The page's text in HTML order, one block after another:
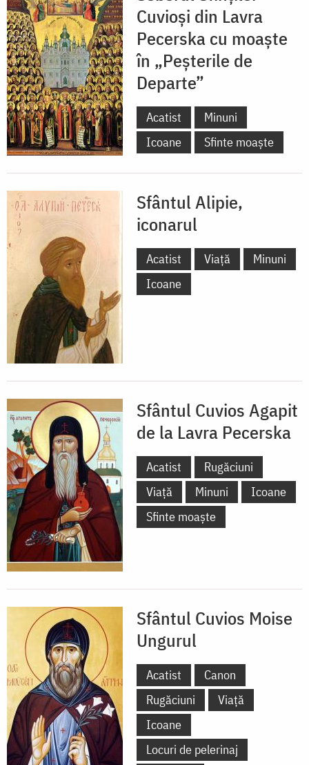
Cuvioși din Lavra
Pecerska cu moaște
în „Peșterile de
Departe”
Acatist
Minuni
Icoane
Sfinte moaște
Sfântul Alipie,
iconarul
Acatist Viață
Minuni
Icoane
Sfântul Cuvios Agapit
de la Lavra Pecerska
Acatist
Rugăciuni
Viață
Minuni
Icoane
Sfinte moaște
Sfântul Cuvios Moise
Ungurul
Acatist
Canon
Rugăciuni
Viață
Icoane
Locuri de pelerinaj